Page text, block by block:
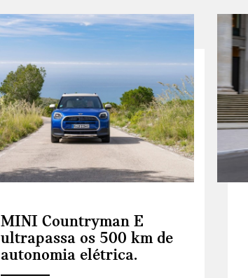
MINI Countryman E
ultrapassa os 500 km de
autonomia elétrica.